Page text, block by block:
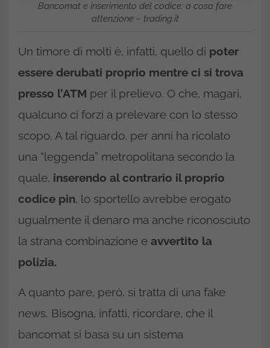
Bancomat e inserimento del codice: a cosa fare
attenzione – trading.it
Un timore di molti è, infatti, quello di poter
essere derubati proprio mentre ci si trova
presso l’ATM per il prelievo. O che, magari,
qualcuno ci forzi a prelevare con lo stesso
scopo. A tal riguardo, per anni ha ricolato
una “leggenda” metropolitana secondo la
quale, inserendo al contrario il proprio
codice pin, lo sportello avrebbe erogato
ugualmente il denaro ma anche riconosciuto
la strana combinazione e avvertito la
polizia.
A quanto pare, però, si tratta di una fake
news. Bisogna, infatti, ricordare, che il
bancomat si basa su un sistema